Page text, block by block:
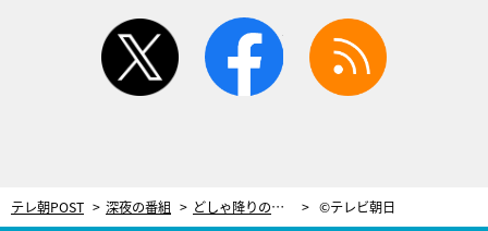
twitter facebook
テレ朝POST 深夜の番組 どしゃ降りのなか、強引キス！「俺にしとけば？ 俺にしとけよ」＜鈍色の箱の中で＞ ©テレビ朝日